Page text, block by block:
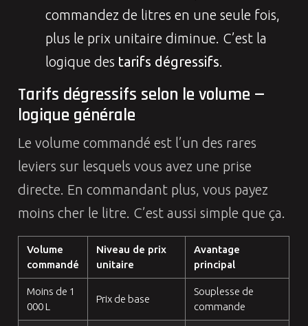
commandez de litres en une seule fois,
plus le prix unitaire diminue. C’est la
logique des tarifs dégressifs.
Tarifs dégressifs selon le volume —
logique générale
Le volume commandé est l’un des rares
leviers sur lesquels vous avez une prise
directe. En commandant plus, vous payez
moins cher le litre. C’est aussi simple que ça.
Volume
commandé
Niveau de prix
unitaire
Avantage
principal
Moins de 1
000 L
Prix de base
Souplesse de
commande